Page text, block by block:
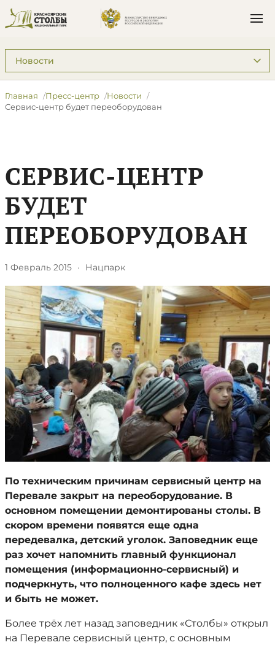
Подразделы: Пресс-центр
Главная Пресс-центр
Новости
Сервис-центр будет переоборудован
СЕРВИС-ЦЕНТР
БУДЕТ
ПЕРЕОБОРУДОВАН
1 Февраль 2015 · Нацпарк
По техническим причинам сервисный центр на
Перевале закрыт на переоборудование. В
основном помещении демонтированы столы. В
скором времени появятся еще одна
передевалка, детский уголок. Заповедник еще
раз хочет напомнить главный функционал
помещения (информационно-сервисный) и
подчеркнуть, что полноценного кафе здесь нет
и быть не может.
Более трёх лет назад заповедник «Столбы» открыл
на Перевале сервисный центр, с основным